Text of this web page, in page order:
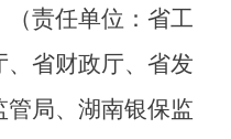
（责任单位：省工
省财政厅、省发
局、湖南银保监